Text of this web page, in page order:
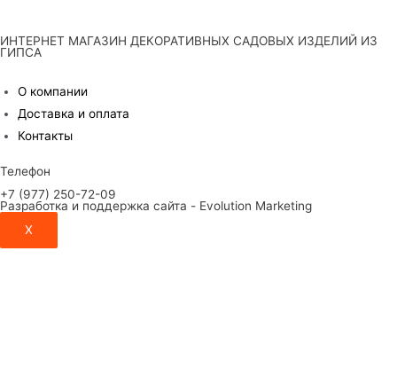
ИНТЕРНЕТ МАГАЗИН ДЕКОРАТИВНЫХ САДОВЫХ ИЗДЕЛИЙ ИЗ
ГИПСА
О компании
Доставка и оплата
Контакты
Телефон
+7 (977) 250-72-09
Разработка и поддержка сайта - Evolution Marketing
X